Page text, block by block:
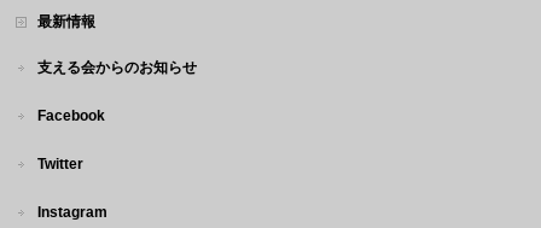
最新情報
支える会からのお知らせ
Facebook
Twitter
Instagram